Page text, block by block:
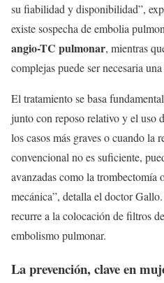
su fiabilidad y disponibilidad”,
existe sospecha de embolia
angio-TC pulmonar, mientras
complejas puede ser necesaria una
El tratamiento se basa
junto con reposo relativo y el uso
los casos más graves o cuando la
convencional no es suficiente,
avanzadas como la
mecánica”, detalla el doctor
recurre a la colocación de filtros
embolismo pulmonar.
La prevención, clave en